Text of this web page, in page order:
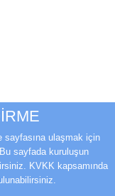
sayfasına ulaşmak için
sayfada kuruluşun
KVKK kapsamında